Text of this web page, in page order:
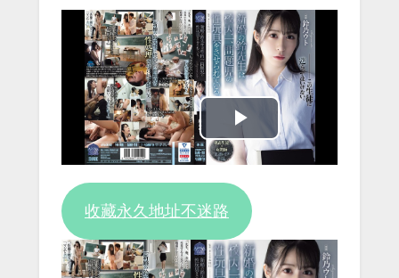
Play
收藏永久地址不迷路